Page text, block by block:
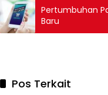
Pertumbuhan
Baru
Pos Terkait